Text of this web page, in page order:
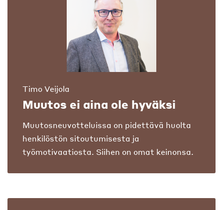
Timo Veijola
Muutos ei aina ole hyväksi
Muutosneuvotteluissa on pidettävä huolta
henkilöstön sitoutumisesta ja
työmotivaatiosta. Siihen on omat keinonsa.